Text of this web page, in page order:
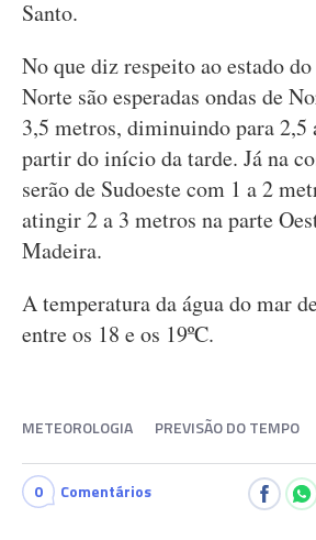
Santo.
No que diz respeito ao estado
Norte são esperadas ondas de
3,5 metros, diminuindo para 2,5
partir do início da tarde. Já na
serão de Sudoeste com 1 a 2
atingir 2 a 3 metros na parte
Madeira.
A temperatura da água do mar
entre os 18 e os 19ºC.
METEOROLOGIA PREVISÃO DO TEMPO
0 Comentários